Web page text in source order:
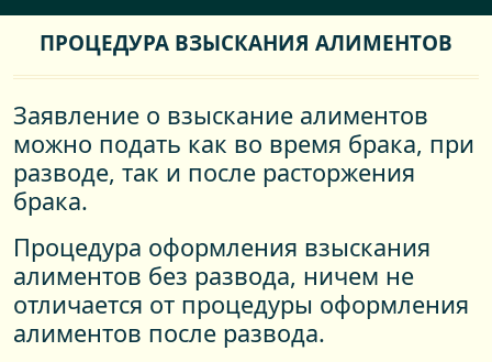
ПРОЦЕДУРА ВЗЫСКАНИЯ АЛИМЕНТОВ
Заявление о взыскание алиментов
можно подать как во время брака, при
разводе, так и после расторжения
брака.
Процедура оформления взыскания
алиментов без развода, ничем не
отличается от процедуры оформления
алиментов после развода.